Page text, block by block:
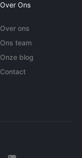
Over Ons
Over ons
Ons team
Onze blog
Contact